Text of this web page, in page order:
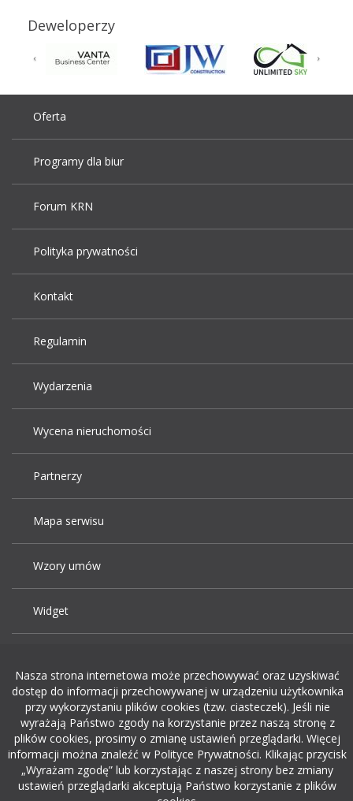
Deweloperzy
Oferta
Programy dla biur
Forum KRN
Polityka prywatności
Kontakt
Regulamin
Wydarzenia
Wycena nieruchomości
Partnerzy
Mapa serwisu
Wzory umów
Widget
Dodaj ogłoszenie o pracę
rekrutacja w it
Nasza strona internetowa może przechowywać oraz uzyskiwać
dostęp do informacji przechowywanej w urządzeniu użytkownika
przy wykorzystaniu plików cookies (tzw. ciasteczek). Jeśli nie
wyrażają Państwo zgody na korzystanie przez naszą stronę z
plików cookies, prosimy o zmianę ustawień przeglądarki. Więcej
informacji można znaleźć w Polityce Prywatności. Klikając przycisk
„Wyrażam zgodę” lub korzystając z naszej strony bez zmiany
ustawień przeglądarki akceptują Państwo korzystanie z plików